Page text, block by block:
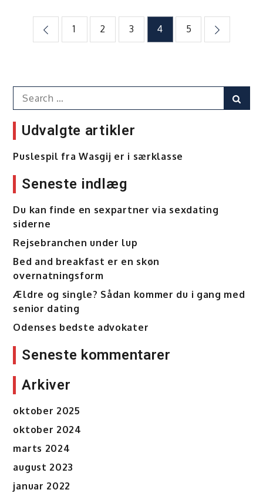
nettet
er
uanset
alder
Indlægsinddeling
1 2 3 4 5
Search
for:
Udvalgte artikler
Puslespil fra Wasgij er i særklasse
Seneste indlæg
Du kan finde en sexpartner via sexdating
siderne
Rejsebranchen under lup
Bed and breakfast er en skøn
overnatningsform
Ældre og single? Sådan kommer du i gang med
senior dating
Odenses bedste advokater
Seneste kommentarer
Arkiver
oktober 2025
oktober 2024
marts 2024
august 2023
januar 2022